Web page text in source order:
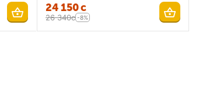
24 150с
26 340с -8%